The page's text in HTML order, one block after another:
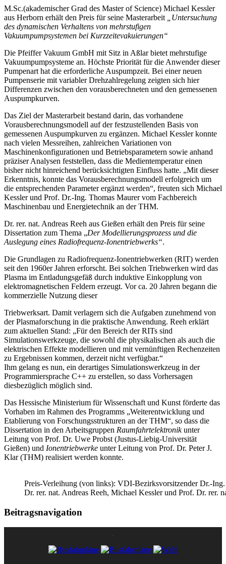
M.Sc.(akademischer Grad des Master of Science) Michael Kessler
aus Herborn erhält den Preis für seine Masterarbeit
„Untersuchung
des dynamischen Verhaltens von mehrstufigen
Vakuumpumpsystemen bei Kurzzeitevakuierungen“
Die Pfeiffer Vakuum GmbH mit Sitz in Aßlar bietet mehrstufige
Vakuumpumpsysteme an. Höchste Priorität für die Anwender dieser
Pumpenart hat die erforderliche Auspumpzeit. Bei einer neuen
Pumpenserie mit variabler Drehzahlregelung zeigten sich hier
Differenzen zwischen den vorausberechneten und den gemessenen
Auspumpkurven.
Das Ziel der Masterarbeit bestand darin, das vorhandene
Vorausberechnungsmodell auf der festzustellenden Basis von
gemessenen Auspumpkurven zu ergänzen. Michael Kessler konnte
nach vielen Messreihen, zahlreichen Variationen von
Maschinenkonfigurationen und Betriebsparametern sowie anhand
präziser Analysen feststellen, dass die Medientemperatur einen
bisher nicht hinreichend berücksichtigten Einfluss hatte. „Mit dieser
Erkenntnis, konnte das Vorausberechnungsmodell erfolgreich um
die entsprechenden Parameter ergänzt werden“, freuten sich Michael
Kessler und Prof. Dr.-Ing. Thomas Maurer vom Fachbereich
Maschinenbau und Energietechnik an der THM.
Dr. rer. nat. Andreas Reeh aus Gießen erhält den Preis für seine
Dissertation zum Thema „Der Modellierungsprozess und die
Auslegung eines Radiofrequenz-Ionentriebwerks“.
Die Grundlagen zu Radiofrequenz-Ionentriebwerken (RIT) werden
seit den 1960er Jahren erforscht. Bei solchen Triebwerken wird das
Plasma im Entladungsgefäß durch induktive Einkopplung von
elektromagnetischen Feldern erzeugt. Vor ca. 20 Jahren begann die
kommerzielle Nutzung dieser
Triebwerksart. Damit verlagern sich die Aufgaben zunehmend von
der Plasmaforschung in die praktische Anwendung. Reeh erklärt
zum aktuellen Stand: „Für den Bereich der RITs sind
Simulationswerkzeuge, die sowohl die physikalischen als auch die
elektrischen Effekte modellieren und mit vernünftigen Rechenzeiten
zu Ergebnissen kommen, derzeit nicht verfügbar.“
Ihm gelang es nun, ein derartiges Simulationswerkzeug in der
Programmiersprache C++ zu erstellen, so dass Vorhersagen
diesbezüglich möglich sind.
Das Hessische Ministerium für Wissenschaft und Kunst förderte das
Vorhaben im Rahmen des Programms „Weiterentwicklung und
Etablierung von Forschungsstrukturen an der THM“, so dass die
Dissertation in den Arbeitsgruppen Raumfahrtelektronikunter
Leitung von Prof. Dr. Uwe Probst (Justus-Liebig-Universität
Gießen) und Ionentriebwerke unter Leitung von Prof. Dr. Peter J.
Klar (THM) realisiert werden konnte.
Preis-Verleihung (von links): VDI-Bezirksvorsitzender Dr.-
Dr. rer. nat. Andreas Reeh, Michael Kessler und Prof. Dr.
Beitragsnavigation